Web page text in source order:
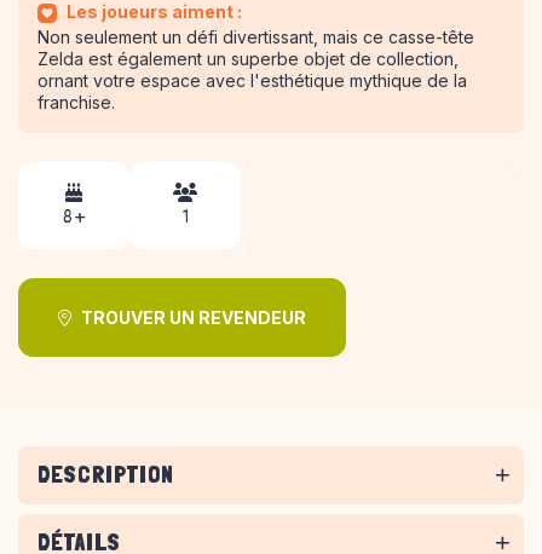
Les joueurs aiment :
Non seulement un défi divertissant, mais ce casse-tête
Zelda est également un superbe objet de collection,
ornant votre espace avec l'esthétique mythique de la
franchise.
8 + 1
TROUVER UN REVENDEUR
DESCRIPTION
DÉTAILS